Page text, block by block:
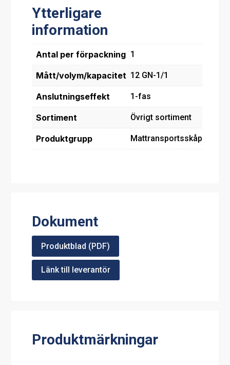
Ytterligare
information
Antal per förpackning 1
Mått/volym/kapacitet 12 GN-1/1
Anslutningseffekt 1-fas
Sortiment Övrigt sortiment
Produktgrupp Mattransportsskåp
Dokument
Produktblad (PDF)
Länk till leverantör
Produktmärkningar